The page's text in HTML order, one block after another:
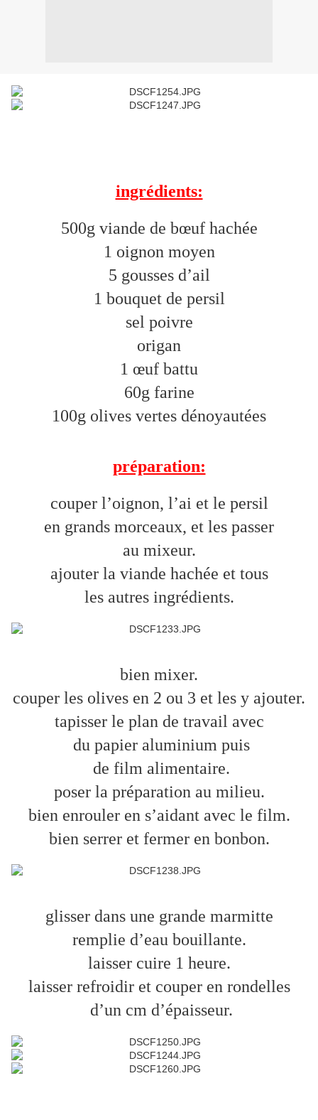
ingrédients:
500g viande de bœuf hachée
1 oignon moyen
5 gousses d’ail
1 bouquet de persil
sel poivre
origan
1 œuf battu
60g farine
100g olives vertes dénoyautées
préparation:
couper l’oignon, l’ai et le persil
en grands morceaux, et les passer
au mixeur.
ajouter la viande hachée et tous
les autres ingrédients.
bien mixer.
couper les olives en 2 ou 3 et les y ajouter.
tapisser le plan de travail avec
du papier aluminium puis
de film alimentaire.
poser la préparation au milieu.
bien enrouler en s’aidant avec le film.
bien serrer et fermer en bonbon.
glisser dans une grande marmitte
remplie d’eau bouillante.
laisser cuire 1 heure.
laisser refroidir et couper en rondelles
d’un cm d’épaisseur.